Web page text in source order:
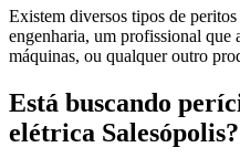
Existem diversos tipos de
engenharia, um profissional que
máquinas, ou qualquer outro
Está buscando
elétrica Salesópolis?